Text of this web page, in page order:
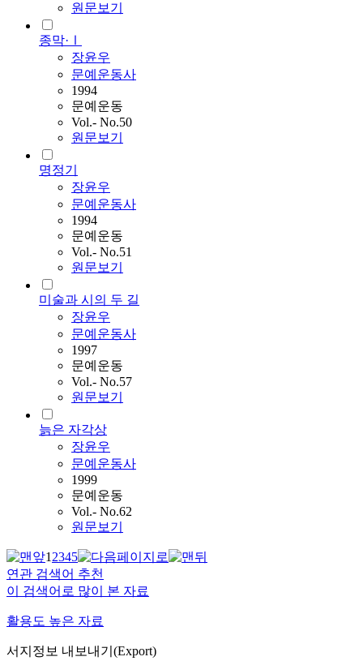
원문보기
종막·Ⅰ
장윤우
문예운동사
1994
문예운동
Vol.- No.50
원문보기
명정기
장윤우
문예운동사
1994
문예운동
Vol.- No.51
원문보기
미술과 시의 두 길
장윤우
문예운동사
1997
문예운동
Vol.- No.57
원문보기
늙은 자각상
장윤우
문예운동사
1999
문예운동
Vol.- No.62
원문보기
12345
연관 검색어 추천
이 검색어로 많이 본 자료
활용도 높은 자료
서지정보 내보내기(Export)